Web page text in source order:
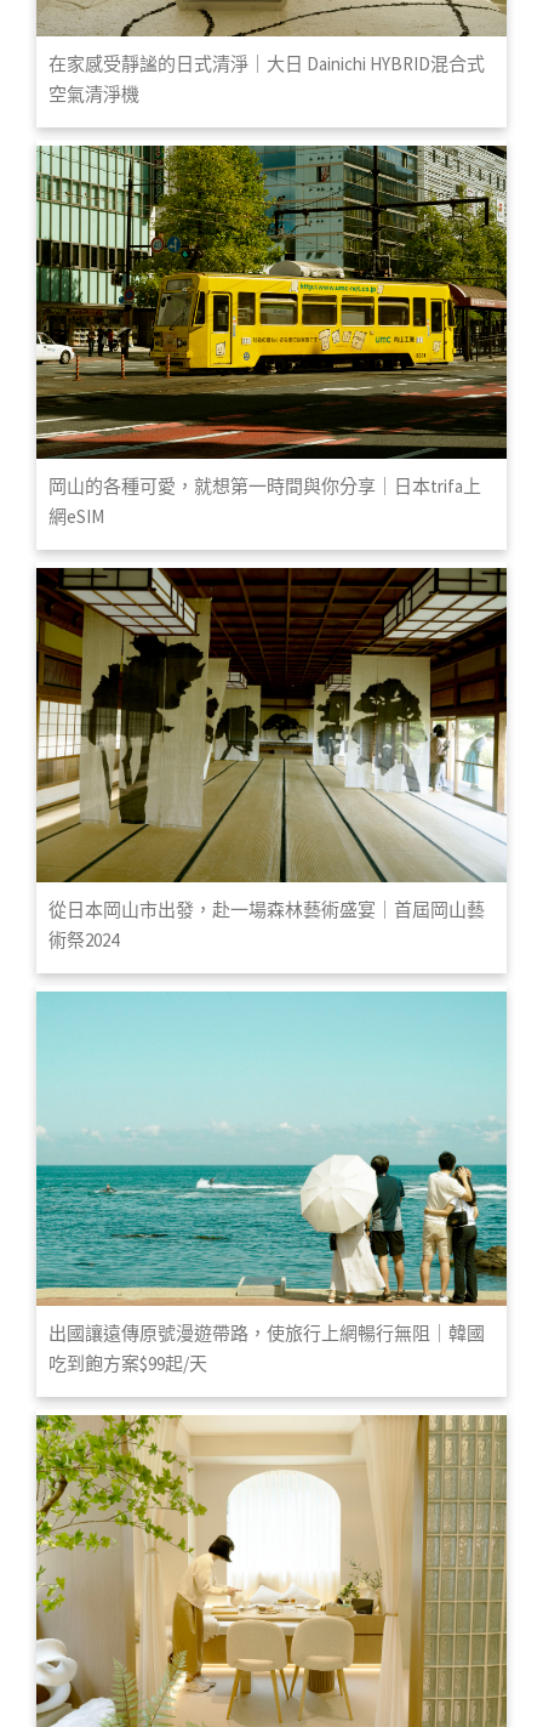
在家感受靜謐的日式清淨｜大日 Dainichi HYBRID混合式
空氣清淨機
岡山的各種可愛，就想第一時間與你分享｜日本trifa上
網eSIM
從日本岡山市出發，赴一場森林藝術盛宴｜首屆岡山藝
術祭2024
出國讓遠傳原號漫遊帶路，使旅行上網暢行無阻｜韓國
吃到飽方案$99起/天